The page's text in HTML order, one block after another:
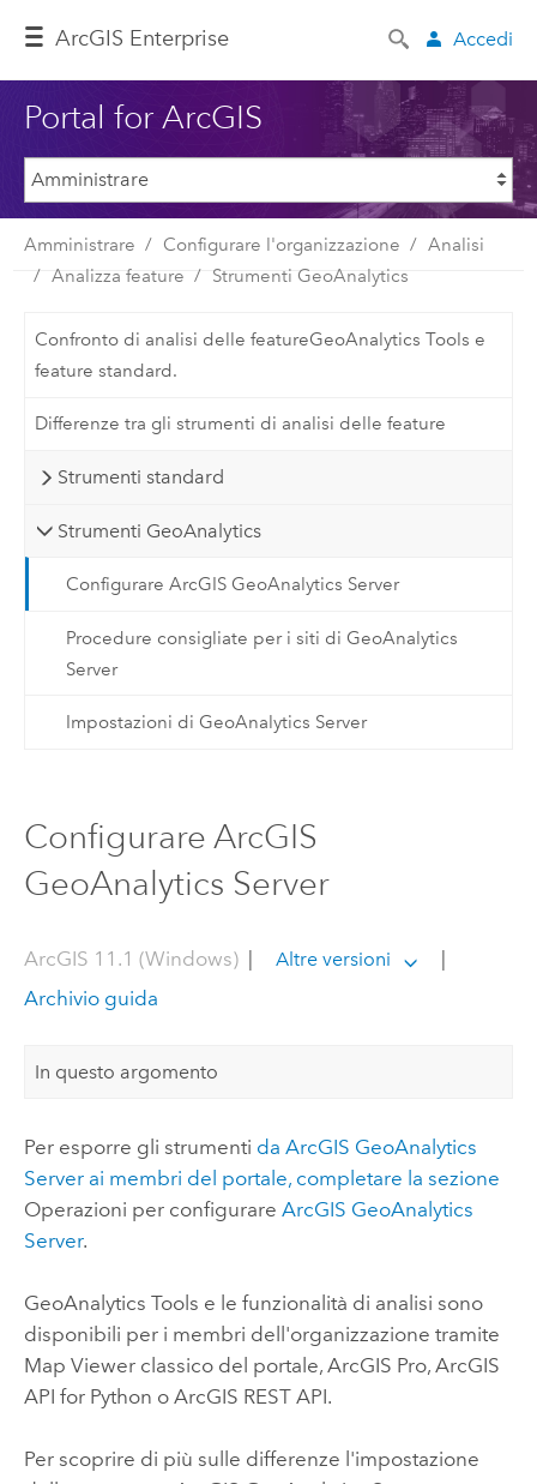
ArcGIS Enterprise Accedi
Portal for ArcGIS
Amministrare Configurare l'organizzazione
Analisi
Analizza feature
Strumenti GeoAnalytics
Confronto di analisi delle featureGeoAnalytics Tools e
feature standard.
Differenze tra gli strumenti di analisi delle feature
Strumenti standard
Strumenti GeoAnalytics
Configurare ArcGIS GeoAnalytics Server
Procedure consigliate per i siti di GeoAnalytics
Server
Impostazioni di GeoAnalytics Server
Configurare ArcGIS
GeoAnalytics Server
ArcGIS 11.1 (Windows)| Altre versioni
Archivio guida
In questo argomento
Per esporre gli strumenti da ArcGIS GeoAnalytics
Serverai membri del portale, completare la sezione
Operazioni per configurare ArcGIS GeoAnalytics
Server.
GeoAnalytics Tools e le funzionalità di analisi sono
disponibili per i membri dell'organizzazione tramite
Map Viewer classicodel portale, ArcGIS Pro, ArcGIS
API for Python o ArcGIS REST API.
Per scoprire di più sulle differenze l'impostazione